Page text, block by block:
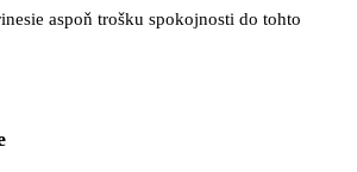
aspoň trošku spokojnosti do tohto